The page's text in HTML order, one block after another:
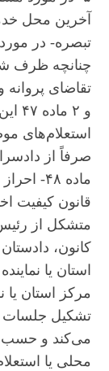
آخرین محل
تبصره- در
چنانچه ظرف
و
صرفاً از
قانون کیفیت
متشکل از
کانون،
استان یا
مرکز استان یا
تشکیل جلسات
می‌کند و حسب
محلی یا